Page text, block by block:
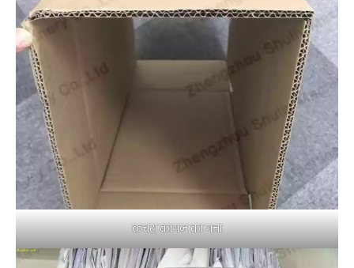
कचरा कागज़ का गत्ता